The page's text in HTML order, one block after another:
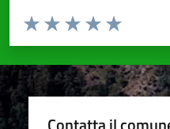
Valuta da 1 a 5 stelle la pagina
Valuta 5
Valuta 4 stelle
Valuta 3 stelle su 5
Valuta 2 stelle su 5
Valuta 1 stelle su 5